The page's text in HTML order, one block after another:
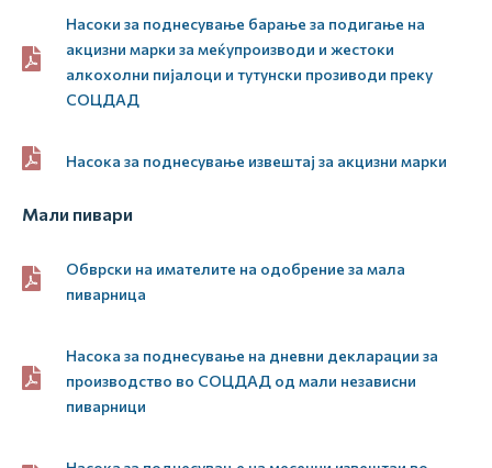
Насоки за поднесување барање за подигање на
акцизни марки за меќупроизводи и жестоки
алкохолни пијалоци и тутунски прозиводи преку
СОЦДАД
Насока за поднесување извештај за акцизни марки
Мали пивари
Обврски на имателите на одобрение за мала
пиварница
Насока за поднесување на дневни декларации за
производство во СОЦДАД од мали независни
пиварници